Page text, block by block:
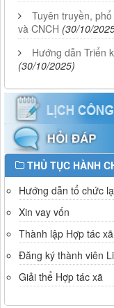
Tuyên truyền,
và CNCH (30/10/
Hướng dẫn Triển
(30/10/2025)
THỦ TỤC HÀNH
Hướng dẫn tổ chức
Xin vay vốn
Thành lập Hợp tác xã
Đăng ký thành viên
Giải thể Hợp tác xã